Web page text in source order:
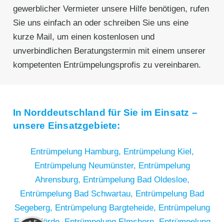
gewerblicher Vermieter unsere Hilfe benötigen, rufen
Sie uns einfach an oder schreiben Sie uns eine
kurze Mail, um einen kostenlosen und
unverbindlichen Beratungstermin mit einem unserer
kompetenten Entrümpelungsprofis zu vereinbaren.
In Norddeutschland für Sie im Einsatz –
unsere Einsatzgebiete:
Entrümpelung Hamburg, Entrümpelung Kiel,
Entrümpelung Neumünster, Entrümpelung
Ahrensburg, Entrümpelung Bad Oldesloe,
Entrümpelung Bad Schwartau, Entrümpelung Bad
Segeberg, Entrümpelung Bargteheide, Entrümpelung
Kundenbewertungen und Erfahrungen zu
RümpelButler